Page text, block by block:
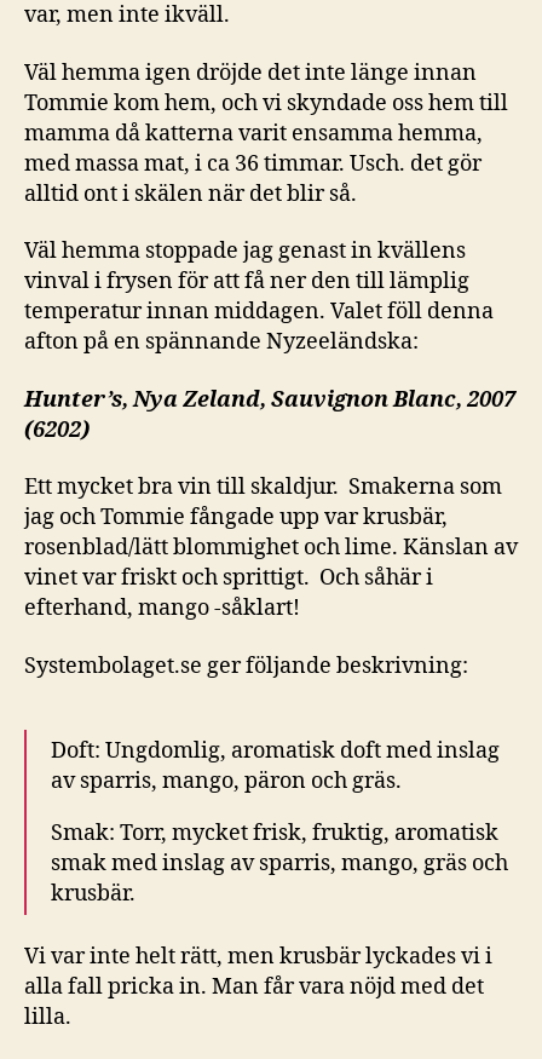
var, men inte ikväll.
Väl hemma igen dröjde det inte länge innan
Tommie kom hem, och vi skyndade oss hem till
mamma då katterna varit ensamma hemma,
med massa mat, i ca 36 timmar. Usch. det gör
alltid ont i skälen när det blir så.
Väl hemma stoppade jag genast in kvällens
vinval i frysen för att få ner den till lämplig
temperatur innan middagen. Valet föll denna
afton på en spännande Nyzeeländska:
Hunter’s, Nya Zeland, Sauvignon Blanc, 2007
(6202)
Ett mycket bra vin till skaldjur. Smakerna som
jag och Tommie fångade upp var krusbär,
rosenblad/lätt blommighet och lime. Känslan av
vinet var friskt och sprittigt. Och såhär i
efterhand, mango -såklart!
Systembolaget.se ger följande beskrivning:
Doft: Ungdomlig, aromatisk doft med inslag
av sparris, mango, päron och gräs.
Smak: Torr, mycket frisk, fruktig, aromatisk
smak med inslag av sparris, mango, gräs och
krusbär.
Vi var inte helt rätt, men krusbär lyckades vi i
alla fall pricka in. Man får vara nöjd med det
lilla.